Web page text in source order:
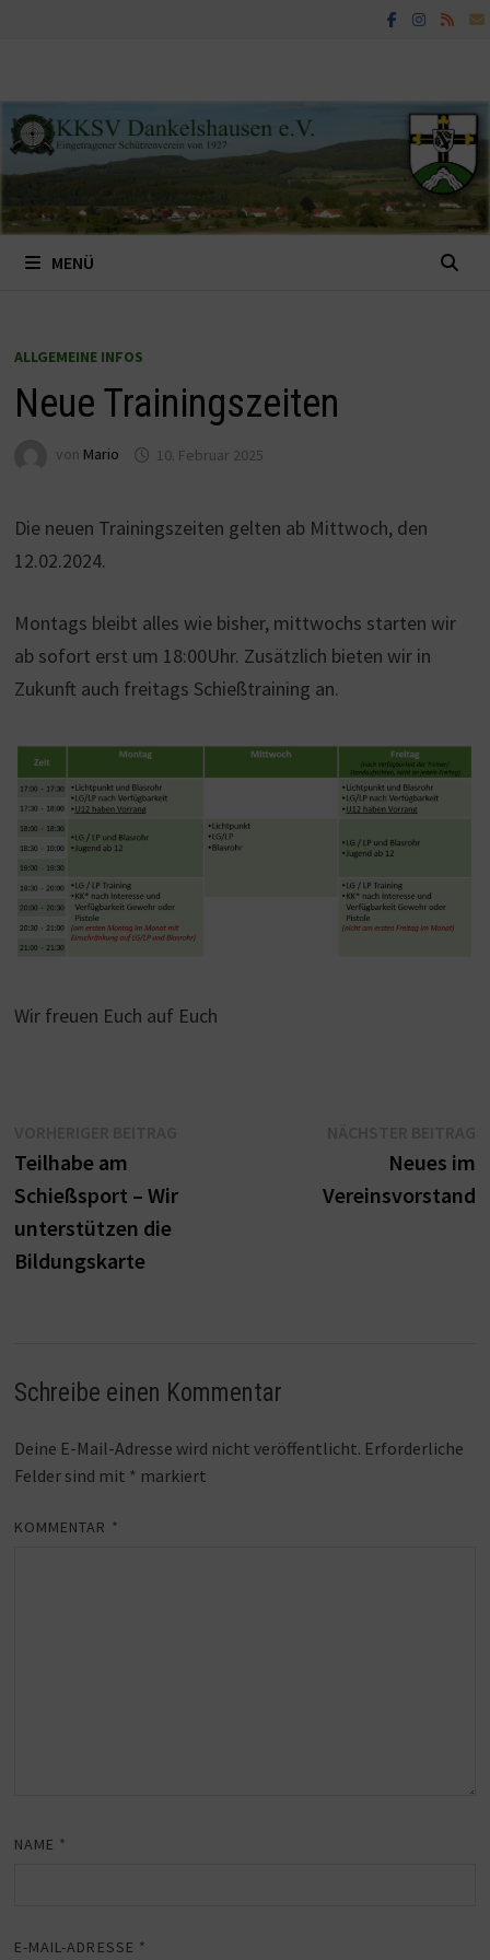
MENÜ
ALLGEMEINE INFOS
Neue Trainingszeiten
von Mario 10. Februar 2025
Die neuen Trainingszeiten gelten ab Mittwoch, den
12.02.2024.
Montags bleibt alles wie bisher, mittwochs starten wir
ab sofort erst um 18:00Uhr. Zusätzlich bieten wir in
Zukunft auch freitags Schießtraining an.
Wir freuen Euch auf Euch
Teilhabe am
Schießsport – Wir
unterstützen die
Bildungskarte
Neues im
Vereinsvorstand
Schreibe einen Kommentar
Deine E-Mail-Adresse wird nicht veröffentlicht. Erforderliche
Felder sind mit * markiert
KOMMENTAR *
NAME *
E-MAIL-ADRESSE *